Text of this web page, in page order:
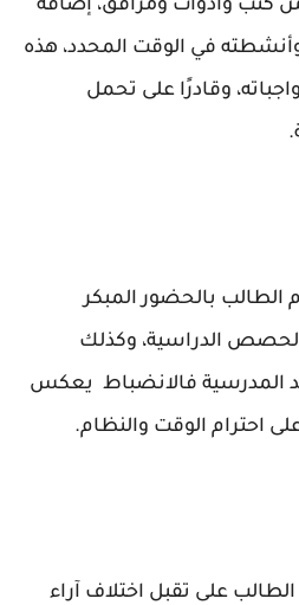
كتب وأدوات ومرافق، إضافة
وأنشطته في الوقت المحدد، هذه
وقادرًا على تحمل
الطالب بالحضور المبكر
الدراسية، وكذلك
المدرسية فالانضباط يعكس
احترام الوقت والنظام.
على تقبل اختلاف آراء